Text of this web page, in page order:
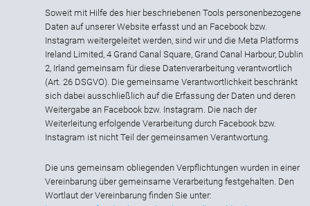
Soweit mit Hilfe des hier beschriebenen Tools personenbezogene
Daten auf unserer Website erfasst und an Facebook bzw.
Instagram weitergeleitet werden, sind wir und die Meta Platforms
Ireland Limited, 4 Grand Canal Square, Grand Canal Harbour, Dublin
2, Irland gemeinsam für diese Datenverarbeitung verantwortlich
(Art. 26 DSGVO). Die gemeinsame Verantwortlichkeit beschränkt
sich dabei ausschließlich auf die Erfassung der Daten und deren
Weitergabe an Facebook bzw. Instagram. Die nach der
Weiterleitung erfolgende Verarbeitung durch Facebook bzw.
Instagram ist nicht Teil der gemeinsamen Verantwortung.
Die uns gemeinsam obliegenden Verpflichtungen wurden in einer
Vereinbarung über gemeinsame Verarbeitung festgehalten. Den
Wortlaut der Vereinbarung finden Sie unter: